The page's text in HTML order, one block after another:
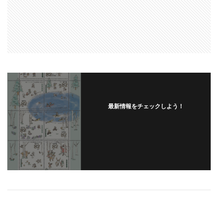
最新情報をチェックしよう！